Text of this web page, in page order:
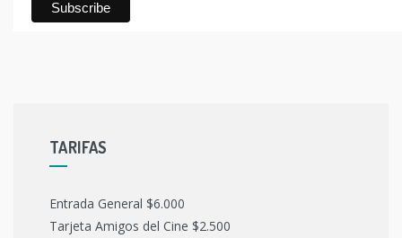
TARIFAS
Entrada General $6.000
Tarjeta Amigos del Cine $2.500